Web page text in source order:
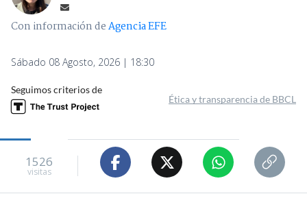
Con información deAgencia EFE
Sábado 08 Agosto, 2026 | 18:30
Seguimos criterios de
Ética y transparencia de BBCL
1526
visitas